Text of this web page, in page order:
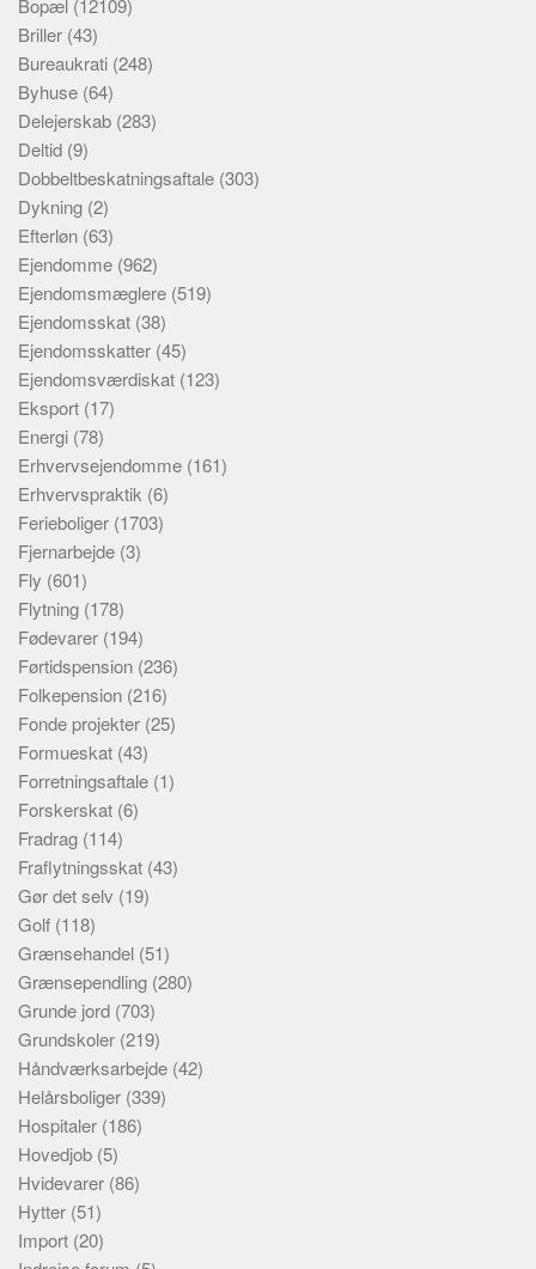
Bopæl (12109)
Briller (43)
Bureaukrati (248)
Byhuse (64)
Delejerskab (283)
Deltid (9)
Dobbeltbeskatningsaftale (303)
Dykning (2)
Efterløn (63)
Ejendomme (962)
Ejendomsmæglere (519)
Ejendomsskat (38)
Ejendomsskatter (45)
Ejendomsværdiskat (123)
Eksport (17)
Energi (78)
Erhvervsejendomme (161)
Erhvervspraktik (6)
Ferieboliger (1703)
Fjernarbejde (3)
Fly (601)
Flytning (178)
Fødevarer (194)
Førtidspension (236)
Folkepension (216)
Fonde projekter (25)
Formueskat (43)
Forretningsaftale (1)
Forskerskat (6)
Fradrag (114)
Fraflytningsskat (43)
Gør det selv (19)
Golf (118)
Grænsehandel (51)
Grænsependling (280)
Grunde jord (703)
Grundskoler (219)
Håndværksarbejde (42)
Helårsboliger (339)
Hospitaler (186)
Hovedjob (5)
Hvidevarer (86)
Hytter (51)
Import (20)